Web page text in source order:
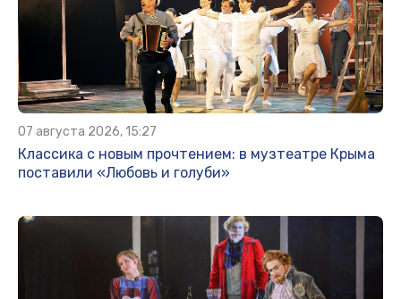
07 августа 2026, 15:27
Классика с новым прочтением: в музтеатре Крыма
поставили «Любовь и голуби»